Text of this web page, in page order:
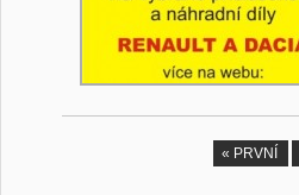
« PRVNÍ